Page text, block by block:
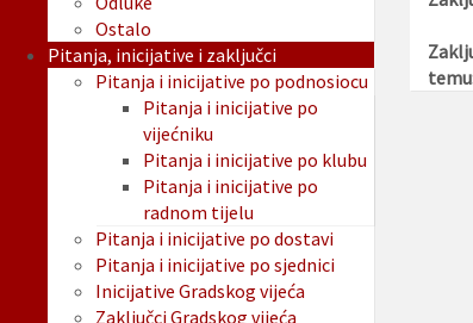
Ostalo
Pitanja, inicijative i zaključci
Pitanja i inicijative po podnosiocu
Pitanja i inicijative po
vijećniku
Pitanja i inicijative po klubu
Pitanja i inicijative po
radnom tijelu
Pitanja i inicijative po dostavi
Pitanja i inicijative po sjednici
Inicijative Gradskog vijeća
Zaključci Gradskog vijeća